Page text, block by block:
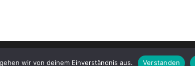
wir von deinem Einverständnis aus. Verstanden